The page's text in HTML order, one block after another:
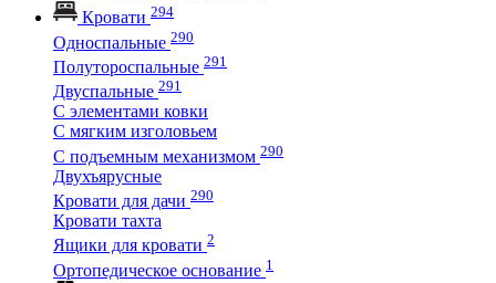
Кровати 294
Односпальные 290
Полутороспальные 291
Двуспальные 291
С элементами ковки
С мягким изголовьем
С подъемным механизмом 290
Двухъярусные
Кровати для дачи 290
Кровати тахта
Ящики для кровати 2
Ортопедическое основание 1